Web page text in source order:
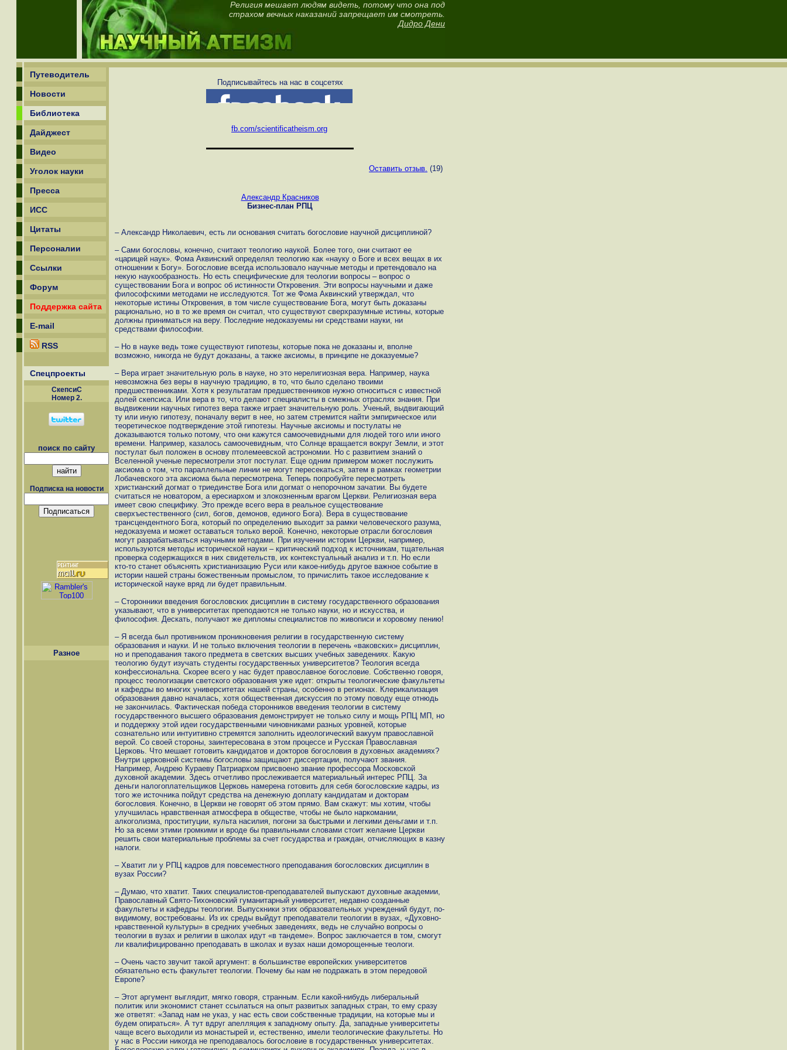
Религия мешает людям видеть, потому что она под
страхом вечных наказаний запрещает им смотреть.
Дидро Дени
Путеводитель
Новости
Библиотека
Дайджест
Видео
Уголок науки
Пресса
ИСС
Цитаты
Персоналии
Ссылки
Форум
Поддержка сайта
E-mail
RSS
Спецпроекты
СкепсиС
Номер 2.
поиск по сайту
Подписка на новости
Разное
Подписывайтесь на нас в соцсетях
fb.com/scientificatheism.org
Оставить отзыв. (19)
Александр Красников
Бизнес-план РПЦ
– Александр Николаевич, есть ли основания считать богословие научной дисциплиной?
– Сами богословы, конечно, считают теологию наукой. Более того, они считают ее
«царицей наук». Фома Аквинский определял теологию как «науку о Боге и всех вещах в их
отношении к Богу». Богословие всегда использовало научные методы и претендовало на
некую наукообразность. Но есть специфические для теологии вопросы – вопрос о
существовании Бога и вопрос об истинности Откровения. Эти вопросы научными и даже
философскими методами не исследуются. Тот же Фома Аквинский утверждал, что
некоторые истины Откровения, в том числе существование Бога, могут быть доказаны
рационально, но в то же время он считал, что существуют сверхразумные истины, которые
должны приниматься на веру. Последние недоказуемы ни средствами науки, ни
средствами философии.
– Но в науке ведь тоже существуют гипотезы, которые пока не доказаны и, вполне
возможно, никогда не будут доказаны, а также аксиомы, в принципе не доказуемые?
– Вера играет значительную роль в науке, но это нерелигиозная вера. Например, наука
невозможна без веры в научную традицию, в то, что было сделано твоими
предшественниками. Хотя к результатам предшественников нужно относиться с известной
долей скепсиса. Или вера в то, что делают специалисты в смежных отраслях знания. При
выдвижении научных гипотез вера также играет значительную роль. Ученый, выдвигающий
ту или иную гипотезу, поначалу верит в нее, но затем стремится найти эмпирическое или
теоретическое подтверждение этой гипотезы. Научные аксиомы и постулаты не
доказываются только потому, что они кажутся самоочевидными для людей того или иного
времени. Например, казалось самоочевидным, что Солнце вращается вокруг Земли, и этот
постулат был положен в основу птолемеевской астрономии. Но с развитием знаний о
Вселенной ученые пересмотрели этот постулат. Еще одним примером может послужить
аксиома о том, что параллельные линии не могут пересекаться, затем в рамках геометрии
Лобачевского эта аксиома была пересмотрена. Теперь попробуйте пересмотреть
христианский догмат о триединстве Бога или догмат о непорочном зачатии. Вы будете
считаться не новатором, а ересиархом и злокозненным врагом Церкви. Религиозная вера
имеет свою специфику. Это прежде всего вера в реальное существование
сверхъестественного (сил, богов, демонов, единого Бога). Вера в существование
трансцендентного Бога, который по определению выходит за рамки человеческого разума,
недоказуема и может оставаться только верой. Конечно, некоторые отрасли богословия
могут разрабатываться научными методами. При изучении истории Церкви, например,
используются методы исторической науки – критический подход к источникам, тщательная
проверка содержащихся в них свидетельств, их контекстуальный анализ и т.п. Но если
кто-то станет объяснять христианизацию Руси или какое-нибудь другое важное событие в
истории нашей страны божественным промыслом, то причислить такое исследование к
исторической науке вряд ли будет правильным.
– Сторонники введения богословских дисциплин в систему государственного образования
указывают, что в университетах преподаются не только науки, но и искусства, и
философия. Дескать, получают же дипломы специалистов по живописи и хоровому пению!
– Я всегда был противником проникновения религии в государственную систему
образования и науки. И не только включения теологии в перечень «ваковских» дисциплин,
но и преподавания такого предмета в светских высших учебных заведениях. Какую
теологию будут изучать студенты государственных университетов? Теология всегда
конфессиональна. Скорее всего у нас будет православное богословие. Собственно говоря,
процесс теологизации светского образования уже идет: открыты теологические факультеты
и кафедры во многих университетах нашей страны, особенно в регионах. Клерикализация
образования давно началась, хотя общественная дискуссия по этому поводу еще отнюдь
не закончилась. Фактическая победа сторонников введения теологии в систему
государственного высшего образования демонстрирует не только силу и мощь РПЦ МП, но
и поддержку этой идеи государственными чиновниками разных уровней, которые
сознательно или интуитивно стремятся заполнить идеологический вакуум православной
верой. Со своей стороны, заинтересована в этом процессе и Русская Православная
Церковь. Что мешает готовить кандидатов и докторов богословия в духовных академиях?
Внутри церковной системы богословы защищают диссертации, получают звания.
Например, Андрею Кураеву Патриархом присвоено звание профессора Московской
духовной академии. Здесь отчетливо прослеживается материальный интерес РПЦ. За
деньги налогоплательщиков Церковь намерена готовить для себя богословские кадры, из
того же источника пойдут средства на денежную доплату кандидатам и докторам
богословия. Конечно, в Церкви не говорят об этом прямо. Вам скажут: мы хотим, чтобы
улучшилась нравственная атмосфера в обществе, чтобы не было наркомании,
алкоголизма, проституции, культа насилия, погони за быстрыми и легкими деньгами и т.п.
Но за всеми этими громкими и вроде бы правильными словами стоит желание Церкви
решить свои материальные проблемы за счет государства и граждан, отчисляющих в казну
налоги.
– Хватит ли у РПЦ кадров для повсеместного преподавания богословских дисциплин в
вузах России?
– Думаю, что хватит. Таких специалистов-преподавателей выпускают духовные академии,
Православный Свято-Тихоновский гуманитарный университет, недавно созданные
факультеты и кафедры теологии. Выпускники этих образовательных учреждений будут, по-
видимому, востребованы. Из их среды выйдут преподаватели теологии в вузах, «Духовно-
нравственной культуры» в средних учебных заведениях, ведь не случайно вопросы о
теологии в вузах и религии в школах идут «в тандеме». Вопрос заключается в том, смогут
ли квалифицированно преподавать в школах и вузах наши доморощенные теологи.
– Очень часто звучит такой аргумент: в большинстве европейских университетов
обязательно есть факультет теологии. Почему бы нам не подражать в этом передовой
Европе?
– Этот аргумент выглядит, мягко говоря, странным. Если какой-нибудь либеральный
политик или экономист станет ссылаться на опыт развитых западных стран, то ему сразу
же ответят: «Запад нам не указ, у нас есть свои собственные традиции, на которые мы и
будем опираться». А тут вдруг апелляция к западному опыту. Да, западные университеты
чаще всего выходили из монастырей и, естественно, имели теологические факультеты. Но
у нас в России никогда не преподавалось богословие в государственных университетах.